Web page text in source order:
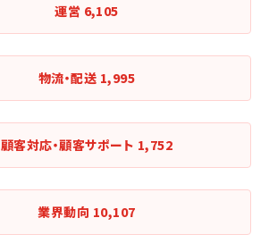
運営 6,105
物流・配送 1,995
顧客対応・顧客サポート 1,752
業界動向 10,107